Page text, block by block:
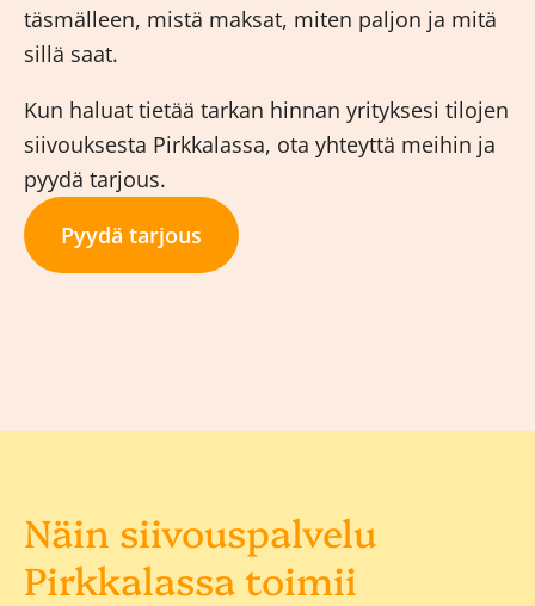
täsmälleen, mistä maksat, miten paljon ja mitä
sillä saat.
Kun haluat tietää tarkan hinnan yrityksesi tilojen
siivouksesta Pirkkalassa, ota yhteyttä meihin ja
pyydä tarjous.
Pyydä tarjous
Näin siivouspalvelu
Pirkkalassa toimii